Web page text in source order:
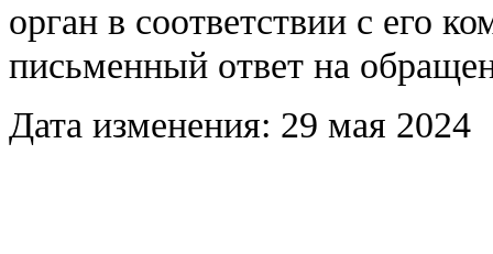
орган в соответствии с его
письменный ответ на
Дата изменения: 29 мая 2024